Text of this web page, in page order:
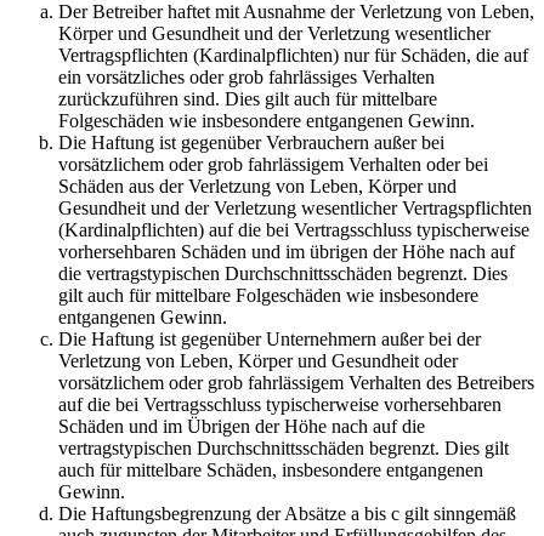
Der Betreiber haftet mit Ausnahme der Verletzung von Leben,
Körper und Gesundheit und der Verletzung wesentlicher
Vertragspflichten (Kardinalpflichten) nur für Schäden, die auf
ein vorsätzliches oder grob fahrlässiges Verhalten
zurückzuführen sind. Dies gilt auch für mittelbare
Folgeschäden wie insbesondere entgangenen Gewinn.
Die Haftung ist gegenüber Verbrauchern außer bei
vorsätzlichem oder grob fahrlässigem Verhalten oder bei
Schäden aus der Verletzung von Leben, Körper und
Gesundheit und der Verletzung wesentlicher Vertragspflichten
(Kardinalpflichten) auf die bei Vertragsschluss typischerweise
vorhersehbaren Schäden und im übrigen der Höhe nach auf
die vertragstypischen Durchschnittsschäden begrenzt. Dies
gilt auch für mittelbare Folgeschäden wie insbesondere
entgangenen Gewinn.
Die Haftung ist gegenüber Unternehmern außer bei der
Verletzung von Leben, Körper und Gesundheit oder
vorsätzlichem oder grob fahrlässigem Verhalten des Betreibers
auf die bei Vertragsschluss typischerweise vorhersehbaren
Schäden und im Übrigen der Höhe nach auf die
vertragstypischen Durchschnittsschäden begrenzt. Dies gilt
auch für mittelbare Schäden, insbesondere entgangenen
Gewinn.
Die Haftungsbegrenzung der Absätze a bis c gilt sinngemäß